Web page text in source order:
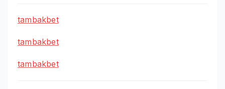
tambakbet
tambakbet
tambakbet